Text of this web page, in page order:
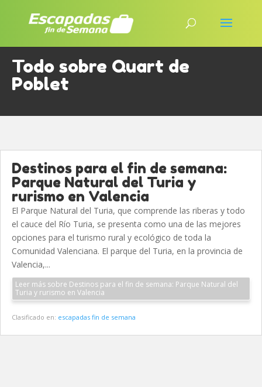
Todo sobre Quart de
Poblet
Destinos para el fin de semana:
Parque Natural del Turia y
rurismo en Valencia
El Parque Natural del Turia, que comprende las riberas y todo
el cauce del Río Turia, se presenta como una de las mejores
opciones para el turismo rural y ecológico de toda la
Comunidad Valenciana. El parque del Turia, en la provincia de
Valencia,...
Leer más sobre Destinos para el fin de semana: Parque Natural del
Turia y rurismo en Valencia
Clasificado en: escapadas fin de semana